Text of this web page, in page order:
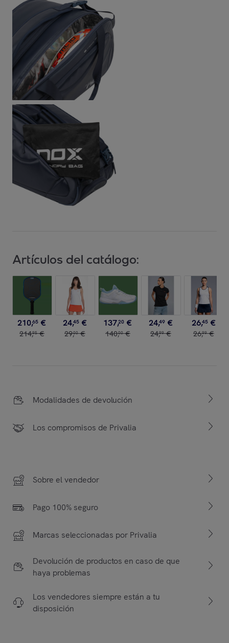
Artículos del catálogo:
210,65 €
214,95 €
24,45 €
29,00 €
137,20 €
140,00 €
24,49 €
24,99 €
26,45 €
26,99 €
Modalidades de devolución
Los compromisos de Privalia
Sobre el vendedor
Pago 100% seguro
Marcas seleccionadas por Privalia
Devolución de productos en caso de que
haya problemas
Los vendedores siempre están a tu
disposición